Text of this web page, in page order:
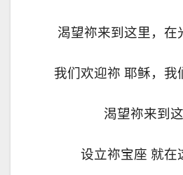
渴望祢来到这里，在
我们欢迎祢 耶稣，我
渴望祢来到这
设立祢宝座 就在